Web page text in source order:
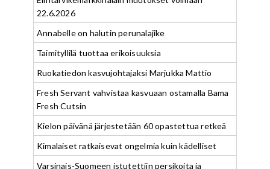
22.6.2026
Annabelle on halutin perunalajike
Taimityllilä tuottaa erikoisuuksia
Ruokatiedon kasvujohtajaksi Marjukka Mattio
Fresh Servant vahvistaa kasvuaan ostamalla Bama
Fresh Cutsin
Kielon päivänä järjestetään 60 opastettua retkeä
Kimalaiset ratkaisevat ongelmia kuin kädelliset
Varsinais-Suomeen istutettiin persikoita ja